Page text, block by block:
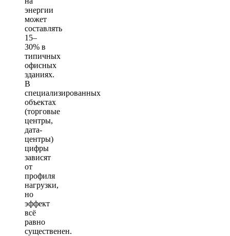
энергии
может
составлять
15–
30% в
типичных
офисных
зданиях.
В
специализированных
объектах
(торговые
центры,
дата-
центры)
цифры
зависят
от
профиля
нагрузки,
но
эффект
всё
равно
существенен.